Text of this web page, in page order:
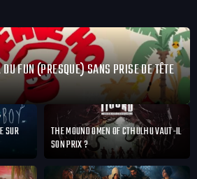
FUN (PRESQUE) SANS PRISE DE TÊTE
SUR
THE MOUND OMEN OF CTHULHU VAUT-IL
SON PRIX ?